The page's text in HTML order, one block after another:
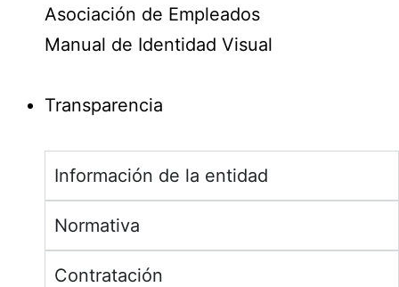
Asociación de Empleados
Manual de Identidad Visual
Transparencia
Información de la entidad
Normativa
Contratación